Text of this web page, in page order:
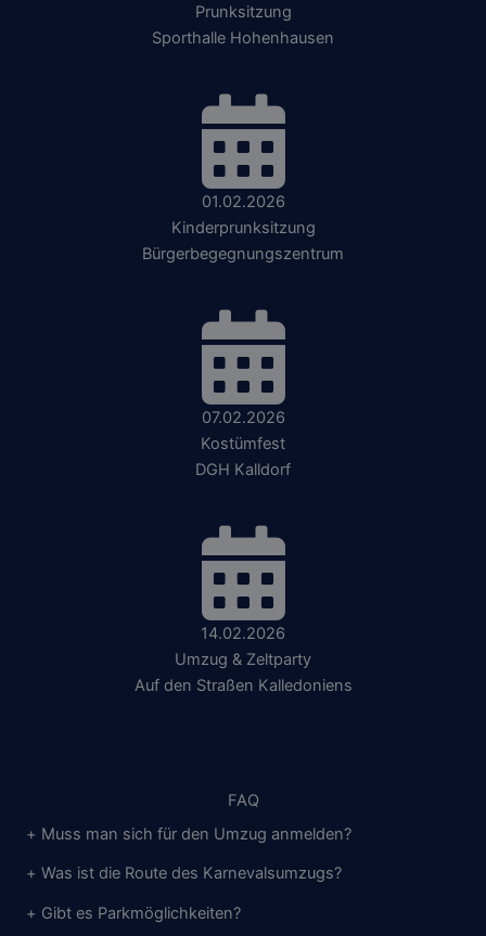
Prunksitzung
Sporthalle Hohenhausen
01.02.2026
Kinderprunksitzung
Bürgerbegegnungszentrum
07.02.2026
Kostümfest
DGH Kalldorf
14.02.2026
Umzug & Zeltparty
Auf den Straßen Kalledoniens
FAQ
+ Muss man sich für den Umzug anmelden?
+ Was ist die Route des Karnevalsumzugs?
+ Gibt es Parkmöglichkeiten?